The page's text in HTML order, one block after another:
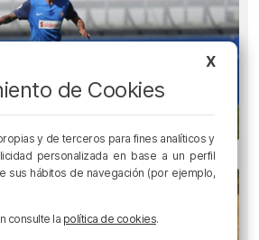
era especial»
X
de Cookies
y de terceros para fines analíticos y
personalizada en base a un perfil
sus hábitos de navegación (por ejemplo,
consulte la política de cookies.